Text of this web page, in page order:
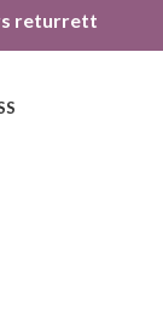
returrett